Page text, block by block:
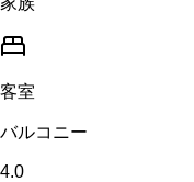
客室
バルコニー
4.0